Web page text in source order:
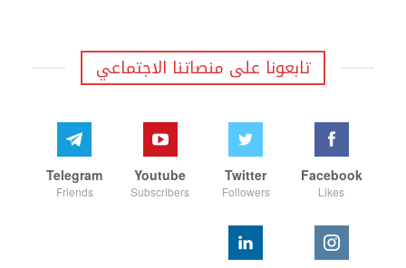
تابعونا على منصاتنا الاجتماعي
Facebook
Likes
Twitter
Followers
Youtube
Subscribers
Telegram
Friends